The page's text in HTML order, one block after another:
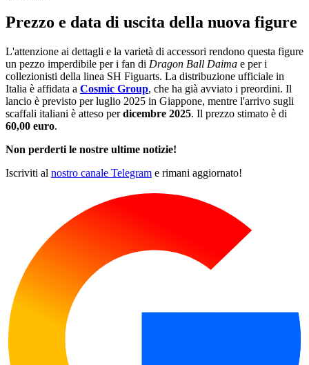
Prezzo e data di uscita della nuova figure
L'attenzione ai dettagli e la varietà di accessori rendono questa figure
un pezzo imperdibile per i fan di Dragon Ball Daima e per i
collezionisti della linea SH Figuarts. La distribuzione ufficiale in
Italia è affidata a Cosmic Group, che ha già avviato i preordini. Il
lancio è previsto per luglio 2025 in Giappone, mentre l'arrivo sugli
scaffali italiani è atteso perdicembre 2025. Il prezzo stimato è di
60,00 euro.
Non perderti le nostre ultime notizie!
Iscriviti al nostro canale Telegram e rimani aggiornato!